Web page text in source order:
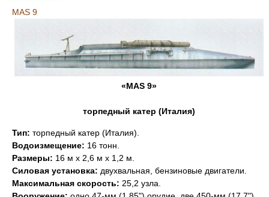
MAS 9
«MAS 9»
торпедный катер (Италия)
Тип: торпедный катер (Италия).
Водоизмещение: 16 тонн.
Размеры: 16 м х 2,6 м х 1,2 м.
Силовая установка: двухвальная, бензиновые двигатели.
Максимальная скорость: 25,2 узла.